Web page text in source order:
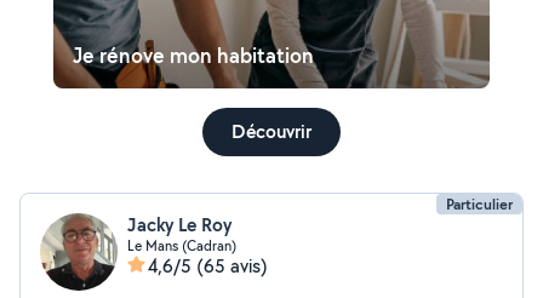
Je rénove mon habitation
Découvrir
Particulier
Jacky Le Roy
Le Mans (Cadran)
4,6/5 (65 avis)